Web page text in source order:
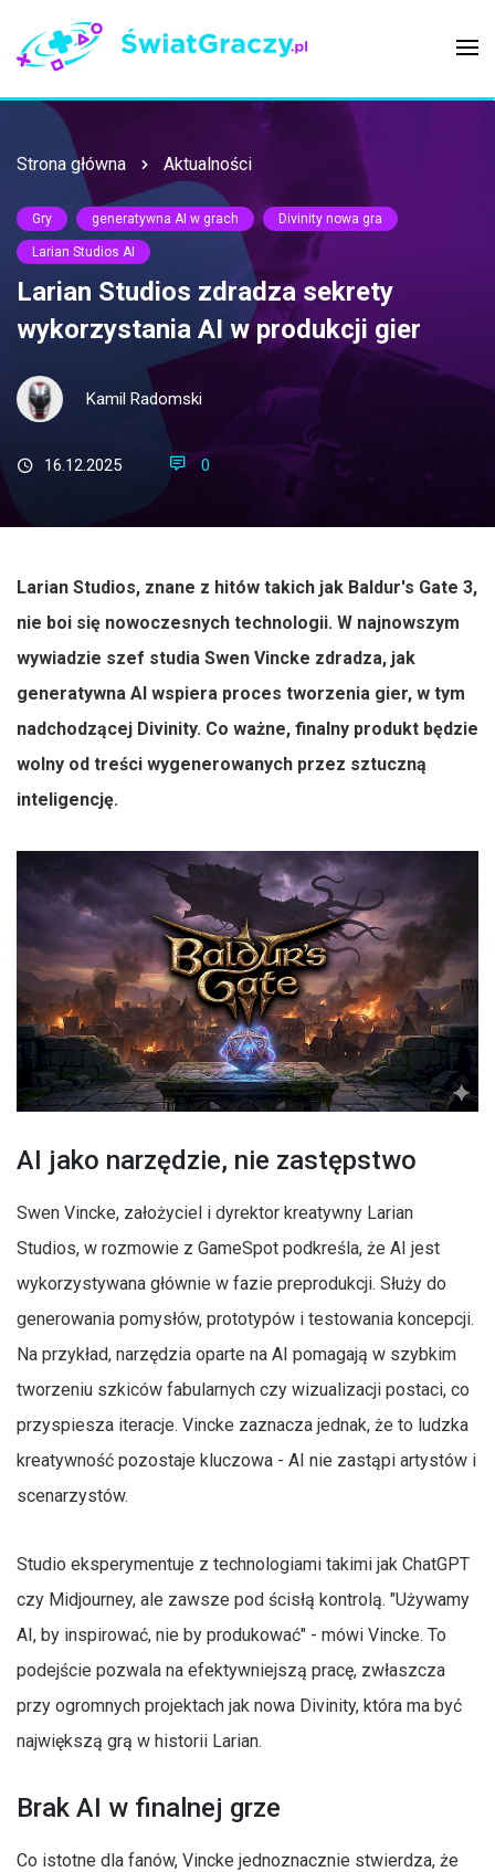
Strona główna Aktualności
Gry generatywna AI w grach Divinity nowa gra
Larian Studios AI
Larian Studios zdradza sekrety
wykorzystania AI w produkcji gier
Kamil Radomski
16.12.2025 0
Larian Studios, znane z hitów takich jak Baldur's Gate 3,
nie boi się nowoczesnych technologii. W najnowszym
wywiadzie szef studia Swen Vincke zdradza, jak
generatywna AI wspiera proces tworzenia gier, w tym
nadchodzącej Divinity. Co ważne, finalny produkt będzie
wolny od treści wygenerowanych przez sztuczną
inteligencję.
AI jako narzędzie, nie zastępstwo
Swen Vincke, założyciel i dyrektor kreatywny Larian
Studios, w rozmowie z GameSpot podkreśla, że AI jest
wykorzystywana głównie w fazie preprodukcji. Służy do
generowania pomysłów, prototypów i testowania koncepcji.
Na przykład, narzędzia oparte na AI pomagają w szybkim
tworzeniu szkiców fabularnych czy wizualizacji postaci, co
przyspiesza iteracje. Vincke zaznacza jednak, że to ludzka
kreatywność pozostaje kluczowa - AI nie zastąpi artystów i
scenarzystów.
Studio eksperymentuje z technologiami takimi jak ChatGPT
czy Midjourney, ale zawsze pod ścisłą kontrolą. "Używamy
AI, by inspirować, nie by produkować" - mówi Vincke. To
podejście pozwala na efektywniejszą pracę, zwłaszcza
przy ogromnych projektach jak nowa Divinity, która ma być
największą grą w historii Larian.
Brak AI w finalnej grze
Co istotne dla fanów, Vincke jednoznacznie stwierdza, że